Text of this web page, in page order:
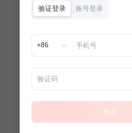
验证登录 账号登录
+86
登录